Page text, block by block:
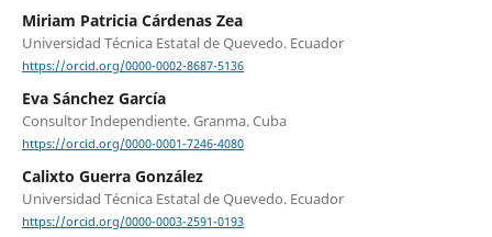
Miriam Patricia Cárdenas Zea
Universidad Técnica Estatal de Quevedo. Ecuador
https://orcid.org/0000-0002-8687-5136
Eva Sánchez García
Consultor Independiente. Granma. Cuba
https://orcid.org/0000-0001-7246-4080
Calixto Guerra González
Universidad Técnica Estatal de Quevedo. Ecuador
https://orcid.org/0000-0003-2591-0193